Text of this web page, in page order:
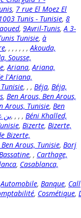
, 7 rue El Moez El
Tunis - Tunisie, 8
, 9Avril-Tunis, A 3-
Tunisie, à
, , , , , , , Akouda,
Sousse,
, Ariana, Ariana,
l'Ariana,
, , , Béja, Béja,
, Ben Arous, Ben Arous,
Arous, Tunisie, Ben
, , , , Béni Khalled,
, Bizerte, Bizerte,
Bizerte,
Arous, Tunisie, Borj
, , Carthage,
, Casablanca,
Automobile, Banque, Call
, Cosmétique,